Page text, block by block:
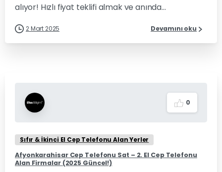
alıyor! Hızlı fiyat teklifi almak ve anında...
2 Mart 2025 Devamını oku
0
Sıfır & İkinci El Cep Telefonu Alan Yerler
Afyonkarahisar Cep Telefonu Sat – 2. El Cep Telefonu
Alan Firmalar (2025 Güncel!)